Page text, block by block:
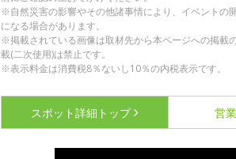
※自然災害の影響やその他諸事情により、イベントの
になる場合があります。
※掲載されている画像は取材先から本ページへの掲載
載(二次使用)は禁止です。
※表示料金は消費税8％ないし10％の内税表示です。
スポット詳細 トップ 営